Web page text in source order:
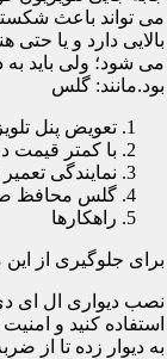
می تواند باعث
بالایی دارد و یا
می شود؛ ولی باید
بود.مانند: گلس
تعویض پنل
با کمتر قیمت
نمایندگی
گلس محافظ
راهکارها
برای جلوگیری از
نصب دیواری ال ای
استفاده کنید و
به دیوار زده تا از